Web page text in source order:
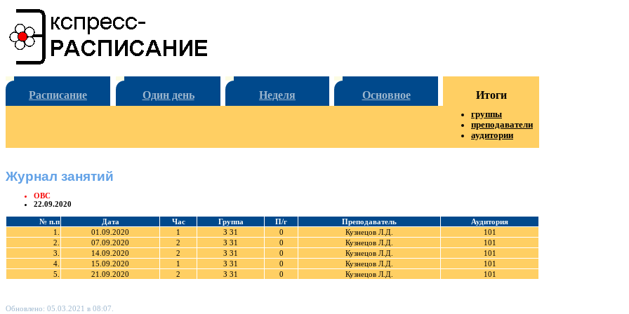
Расписание Один день Неделя Основное Итоги
группы
преподаватели
аудитории
Журнал занятий
ОВС
22.09.2020
№ п.п Дата Час Группа П/г Преподаватель
Аудитория
1.
01.09.2020 1 З 31 0 Кузнецов Л.Д.
101
2.
07.09.2020 2 З 31 0 Кузнецов Л.Д.
101
3.
14.09.2020 2 З 31 0 Кузнецов Л.Д.
101
4.
15.09.2020 1 З 31 0 Кузнецов Л.Д.
101
5.
21.09.2020 2 З 31 0 Кузнецов Л.Д. 101
Обновлено: 05.03.2021 в 08:07.